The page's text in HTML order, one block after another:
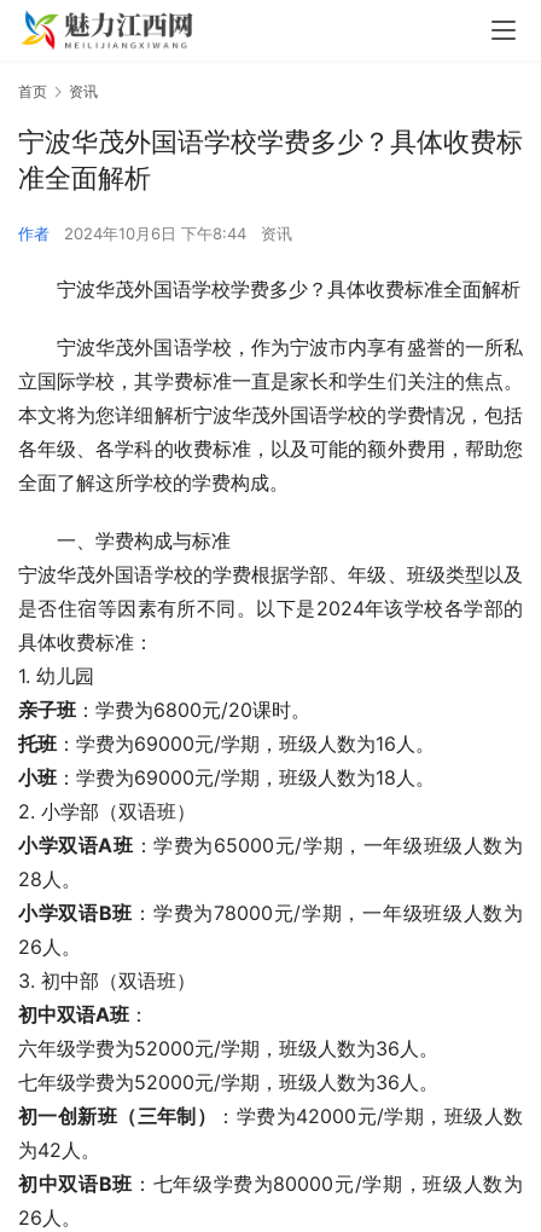
首页 资讯
宁波华茂外国语学校学费多少？具体收费标
准全面解析
作者 2024年10月6日 下午8:44 资讯
宁波华茂外国语学校学费多少？具体收费标准全面解析
宁波华茂外国语学校，作为宁波市内享有盛誉的一所私
立国际学校，其学费标准一直是家长和学生们关注的焦点。
本文将为您详细解析宁波华茂外国语学校的学费情况，包括
各年级、各学科的收费标准，以及可能的额外费用，帮助您
全面了解这所学校的学费构成。
一、学费构成与标准
宁波华茂外国语学校的学费根据学部、年级、班级类型以及
是否住宿等因素有所不同。以下是2024年该学校各学部的
具体收费标准：
1. 幼儿园
亲子班：学费为6800元/20课时。
托班：学费为69000元/学期，班级人数为16人。
小班：学费为69000元/学期，班级人数为18人。
2. 小学部（双语班）
小学双语A班：学费为65000元/学期，一年级班级人数为
28人。
小学双语B班 ：学费为78000元/学期，一年级班级人数为
26人。
3. 初中部（双语班）
初中双语A班：
六年级学费为52000元/学期，班级人数为36人。
七年级学费为52000元/学期，班级人数为36人。
初一创新班（三年制）
：学费为42000元/学期，班级人数
为42人。
初中双语B班：七年级学费为80000元/学期，班级人数为
26人。